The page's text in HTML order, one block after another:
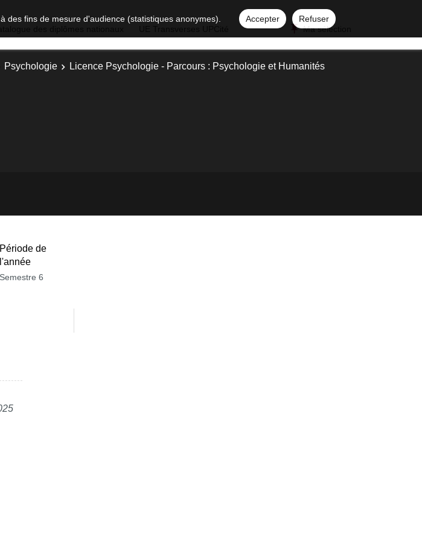
des fins de mesure d'audience (statistiques anonymes). Accepter
Refuser
Ma sélection
Psychologie
Licence Psychologie - Parcours : Psychologie et Humanités
Période de
l'année
Semestre 6